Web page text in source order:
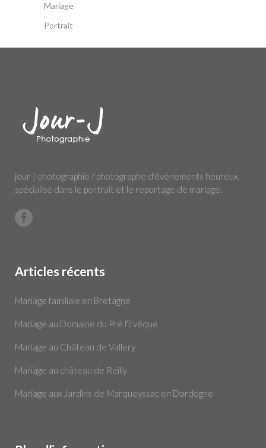
Mariage
Portrait
jour-j-photographie / photographe d'événements heureux,
spécialisé dans le portrait et le reportage de mariage.
Articles récents
Mariage familiale en Bretagne
Mariage au Domaine du Pré l’Evêque
Mariage au Château de Vallery
Mariage au château de Reilly
Mariage aux Jardins de Marqueyssac en Dordogne